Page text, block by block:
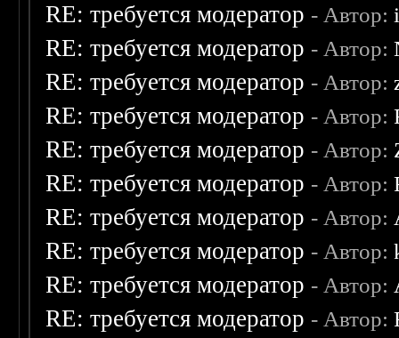
RE: требуется модератор - Автор:
RE: требуется модератор - Автор:
RE: требуется модератор - Автор:
RE: требуется модератор - Автор:
RE: требуется модератор - Автор:
RE: требуется модератор - Автор:
RE: требуется модератор - Автор:
RE: требуется модератор - Автор:
RE: требуется модератор - Автор:
RE: требуется модератор - Автор: